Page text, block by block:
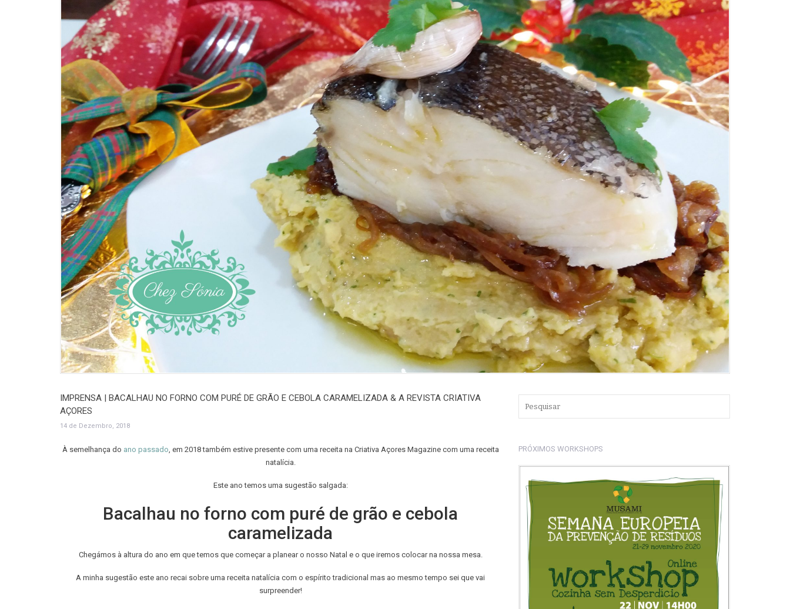
IMPRENSA | BACALHAU NO FORNO COM PURÉ DE GRÃO E CEBOLA CARAMELIZADA & A REVISTA CRIATIVA
AÇORES
14 de Dezembro, 2018
À semelhança do ano passado, em 2018 também estive presente com uma receita na Criativa Açores Magazine com uma receita
natalícia.
Este ano temos uma sugestão salgada:
Bacalhau no forno com puré de grão e cebola
caramelizada
Chegámos à altura do ano em que temos que começar a planear o nosso Natal e o que iremos colocar na nossa mesa.
A minha sugestão este ano recai sobre uma receita natalícia com o espírito tradicional mas ao mesmo tempo sei que vai
surpreender!
PRÓXIMOS WORKSHOPS